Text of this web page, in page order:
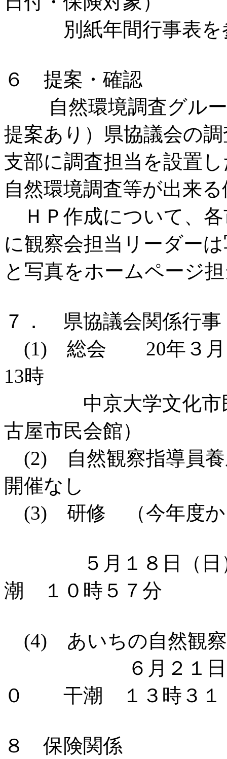
別紙年間行事表を
６ 提案・確認
自然環境調査グルー
提案あり）県協議会の
支部に調査担当を設置
自然環境調査等が出来
ＨＰ作成について、各
に観察会担当リーダー
と写真をホームページ
７． 県協議会関係行
(1) 総会 20年３月
13時
中京大学文化市民
古屋市民会館）
(2) 自然観察指導員
開催なし
(3) 研修 （今年度か
５月１８日（日
潮 １０時５７分
(4) あいちの自然観
６月２１日（
０ 干潮 １３時３１
８ 保険関係